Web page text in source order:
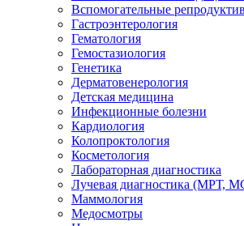
Вспомогательные
Гастроэнтерология
Гематология
Гемостазиология
Генетика
Дерматовенерология
Детская медицина
Инфекционные болезни
Кардиология
Колопроктология
Косметология
Лабораторная диагностика
Лучевая диагностика (МРТ,
Маммология
Медосмотры